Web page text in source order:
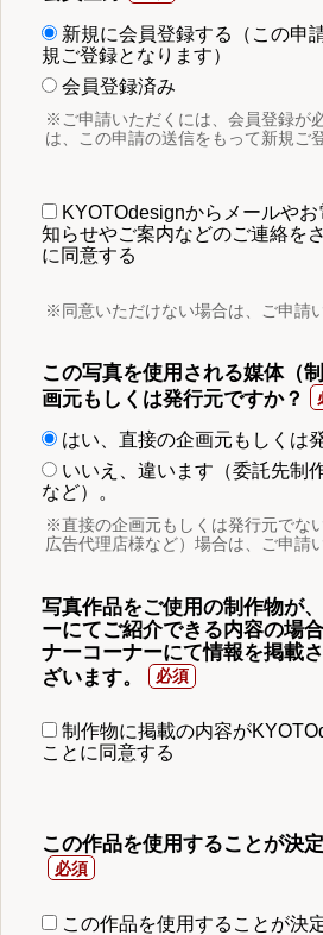
新規に会員登録する（この申
規ご登録となります）
会員登録済み
※ご申請いただくには、会員登録が
は、この申請の送信をもって新規ご
KYOTOdesignからメールや
知らせやご案内などのご連絡を
に同意する
※同意いただけない場合は、ご申請
この写真を使用される媒体（
画元もしくは発行元ですか？
はい、直接の企画元もしくは
いいえ、違います（委託先制
など）。
※直接の企画元もしくは発行元でな
広告代理店様など）場合は、ご申請
写真作品をご使用の制作物が
ーにてご紹介できる内容の場
ナーコーナーにて情報を掲載
ざいます。
制作物に掲載の内容が
ことに同意する
この作品を使用することが決
この作品を使用することが決